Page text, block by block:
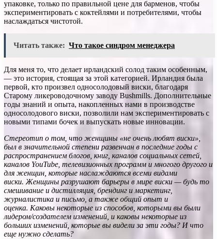
упаковке, только по правильной цене для барменов, чтобы
экспериментировать с коктейлями и потребителями, чтобы
наслаждаться чистотой.
Читать также: Что такое синдром менеджера
Для меня то, что делает ирландский солод таким особенным,
— это история, стоящая за этой категорией. Ирландия была
первой, кто произвел односолодовый виски, благодаря
Старому ликероводочному заводу Bushmills. Дополнительные
годы знаний и опыта, накопленных нами в производстве
односолодового виски, позволили нам экспериментировать с
новыми типами бочек и выпускать новые инновации.
Стереотип о том, что женщины «не очень любят виски»,
был в значительной степени развенчан в последние годы с
распространением блогов, книг, каналов социальных сетей,
каналов YouTube, телевизионных программ и многого другого и
для женщин, которые наслаждаются всеми видами
виски. Женщины разрушают барьеры в мире виски — будь то
смешивание и дистилляция, брендинг и маркетинг,
журналистика и письмо, а также общий опыт и
оценка. Каковы некоторые из способов, которыми вы были
лидером/создателем изменений, и каковы некоторые из
больших изменений, которые вы видели за эти годы? И что
еще нужно сделать?